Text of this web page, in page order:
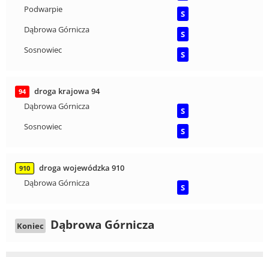
Podwarpie
S
Dąbrowa Górnicza
S
Sosnowiec
S
94
droga krajowa 94
Dąbrowa Górnicza
S
Sosnowiec
S
910
droga wojewódzka 910
Dąbrowa Górnicza
S
Koniec Dąbrowa Górnicza